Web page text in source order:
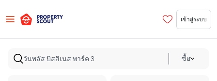
เข้าสู่ระบบ
ซื้อ